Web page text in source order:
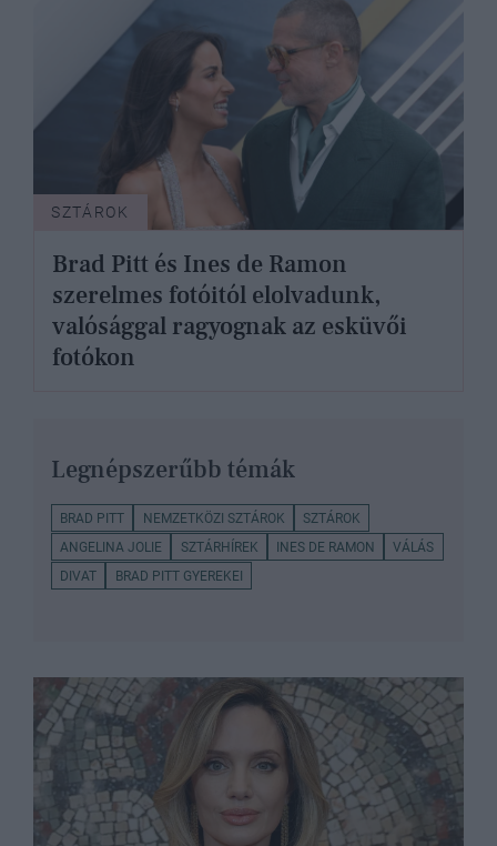
SZTÁROK
Brad Pitt és Ines de Ramon
szerelmes fotóitól elolvadunk,
valósággal ragyognak az esküvői
fotókon
Legnépszerűbb témák
BRAD PITT NEMZETKÖZI SZTÁROK
SZTÁROK
ANGELINA JOLIE
SZTÁRHÍREK INES DE RAMON
VÁLÁS
DIVAT
BRAD PITT GYEREKEI